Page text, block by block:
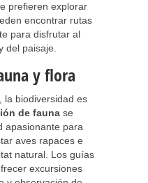
prefieren explorar
encontrar rutas
para disfrutar al
del paisaje.
y flora
la biodiversidad es
de fauna se
apasionante para
aves rapaces e
natural. Los guías
excursiones